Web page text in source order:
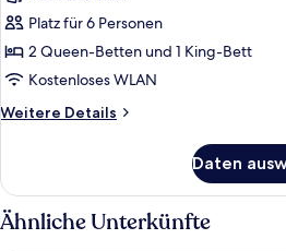
Suite,
3 Schlafzimmer
anzeigen
Platz für 6 Personen
2 Queen-Betten und 1 King-Bett
Kostenloses WLAN
Weitere Details
Weitere
Suite,
3 Schlafzimmer
Daten
Ähnliche Unterkünfte